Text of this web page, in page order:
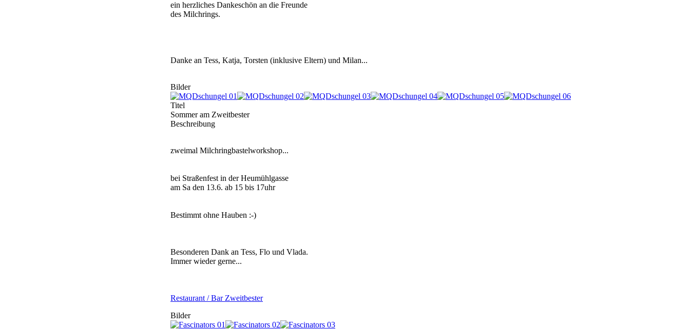
ein herzliches Dankeschön an die Freunde
des Milchrings.
Danke an Tess, Katja, Torsten (inklusive Eltern) und Milan...
Bilder
Titel
Sommer am Zweitbester
Beschreibung
zweimal Milchringbastelworkshop...
bei Straßenfest in der Heumühlgasse
am Sa den 13.6. ab 15 bis 17uhr
Bestimmt ohne Hauben :-)
Besonderen Dank an Tess, Flo und Vlada.
Immer wieder gerne...
Restaurant / Bar Zweitbester
Bilder